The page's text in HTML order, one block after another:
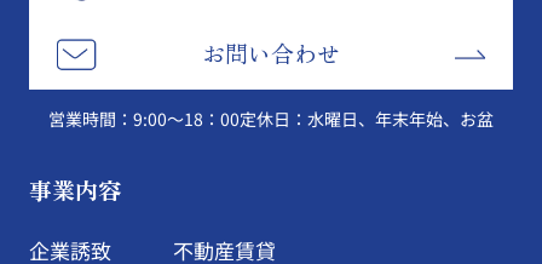
お問い合わせ
営業時間：9:00～18：00定休日：水曜日、年末年始、お盆
事業内容
企業誘致
不動産賃貸